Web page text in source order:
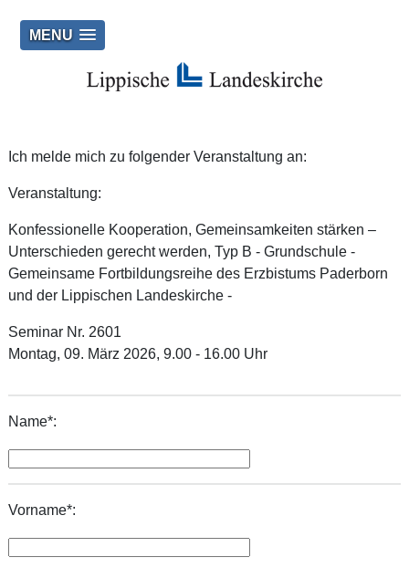
MENU
Ich melde mich zu folgender Veranstaltung an:
Veranstaltung:
Konfessionelle Kooperation, Gemeinsamkeiten stärken –
Unterschieden gerecht werden, Typ B - Grundschule -
Gemeinsame Fortbildungsreihe des Erzbistums Paderborn
und der Lippischen Landeskirche -
Seminar Nr. 2601
Montag, 09. März 2026, 9.00 - 16.00 Uhr
Name*:
Vorname*: